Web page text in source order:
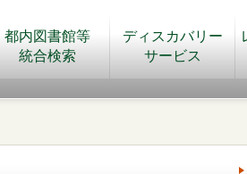
都内図書館等
統合検索
ディスカバリー
サービス